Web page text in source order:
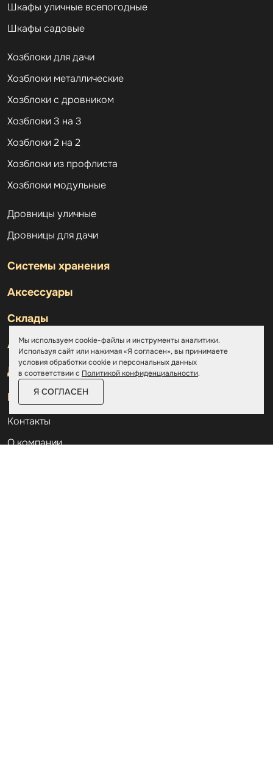
Шкафы уличные всепогодные
Шкафы садовые
Хозблоки для дачи
Хозблоки металлические
Хозблоки с дровником
Хозблоки 3 на 3
Хозблоки 2 на 2
Хозблоки из профлиста
Хозблоки модульные
Дровницы уличные
Дровницы для дачи
Системы хранения
Аксессуары
Склады
Ангары
Дровницы
Курилка
Контакты
О компании
Мы используем cookie-файлы и инструменты аналитики.
Используя сайт или нажимая «Я согласен», вы принимаете
условия обработки cookie и персональных данных
в соответствии с Политикой конфиденциальности.
Я СОГЛАСЕН